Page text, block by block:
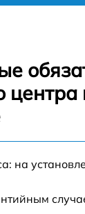
на